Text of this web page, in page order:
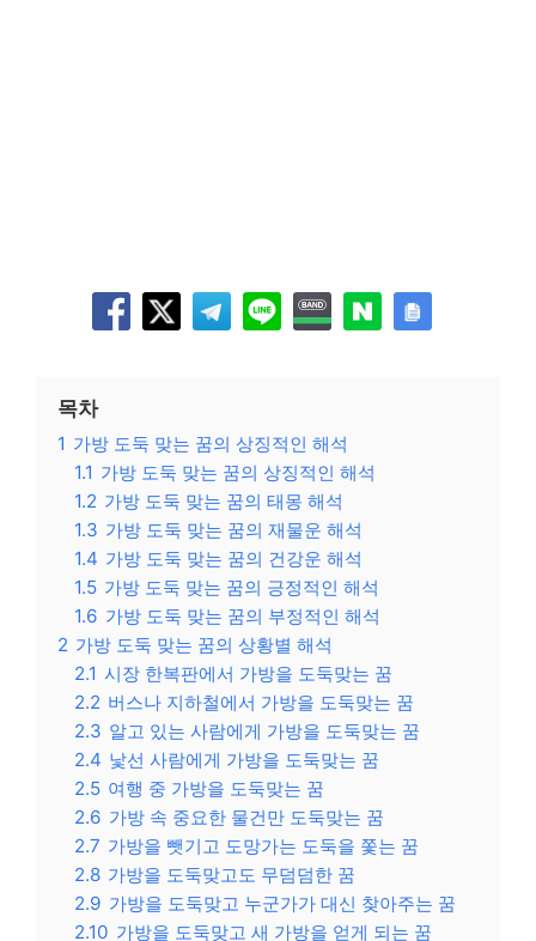
목차
1 가방 도둑 맞는 꿈의 상징적인 해석
1.1 가방 도둑 맞는 꿈의 상징적인 해석
1.2 가방 도둑 맞는 꿈의 태몽 해석
1.3 가방 도둑 맞는 꿈의 재물운 해석
1.4 가방 도둑 맞는 꿈의 건강운 해석
1.5 가방 도둑 맞는 꿈의 긍정적인 해석
1.6 가방 도둑 맞는 꿈의 부정적인 해석
2 가방 도둑 맞는 꿈의 상황별 해석
2.1 시장 한복판에서 가방을 도둑맞는 꿈
2.2 버스나 지하철에서 가방을 도둑맞는 꿈
2.3 알고 있는 사람에게 가방을 도둑맞는 꿈
2.4 낯선 사람에게 가방을 도둑맞는 꿈
2.5 여행 중 가방을 도둑맞는 꿈
2.6 가방 속 중요한 물건만 도둑맞는 꿈
2.7 가방을 뺏기고 도망가는 도둑을 쫓는 꿈
2.8 가방을 도둑맞고도 무덤덤한 꿈
2.9 가방을 도둑맞고 누군가가 대신 찾아주는 꿈
2.10 가방을 도둑맞고 새 가방을 얻게 되는 꿈